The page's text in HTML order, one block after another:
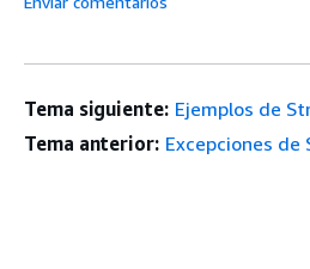
Tema siguiente: Ejemplos de
Tema anterior: Excepciones de